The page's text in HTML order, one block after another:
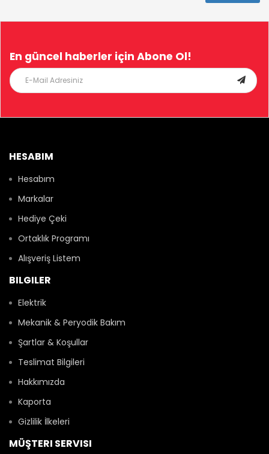
En güncel haberler için Abone Ol!
HESABIM
Hesabım
Markalar
Hediye Çeki
Ortaklık Programı
Alışveriş Listem
BILGILER
Elektrik
Mekanik & Peryodik Bakım
Şartlar & Koşullar
Teslimat Bilgileri
Hakkımızda
Kaporta
Gizlilik İlkeleri
MÜŞTERI SERVISI